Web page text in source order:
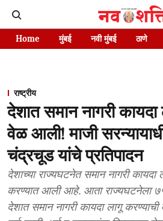
Home मुंबई नवी मुंबई ठाणे
राष्ट्रीय
देशात समान नागरी
वेळ आली! माजी
चंद्रचूड यांचे प्रतिपादन
देशाच्या राज्यघटनेत समान नागरी कायदा
करण्यात आली आहे. आता राज्यघटनेला ७५
देशात समान नागरी कायदा लागू